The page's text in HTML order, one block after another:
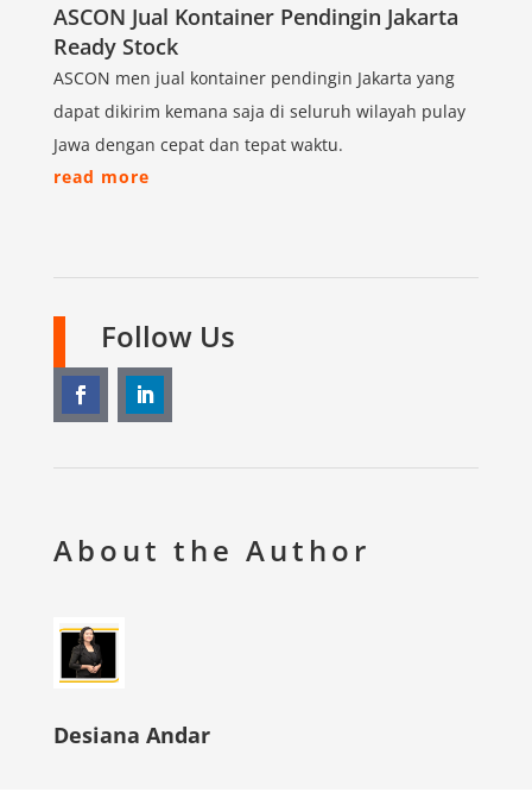
ASCON Jual Kontainer Pendingin Jakarta
Ready Stock
ASCON men jual kontainer pendingin Jakarta yang
dapat dikirim kemana saja di seluruh wilayah pulay
Jawa dengan cepat dan tepat waktu.
read more
Follow Us
About the Author
Desiana Andar